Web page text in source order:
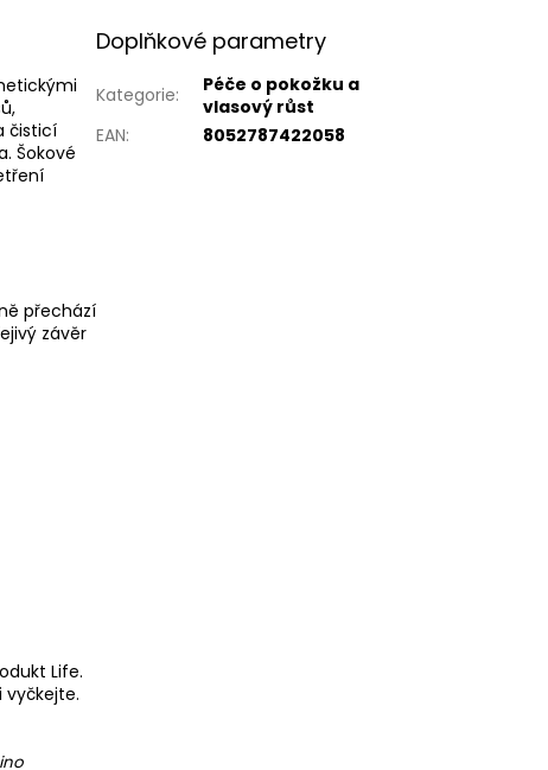
čisticí
Šokové
přechází
závěr
Life.
vyčkejte.
Doplňkové parametry
Kategorie:
Péče o pokožku a
vlasový růst
EAN: 8052787422058